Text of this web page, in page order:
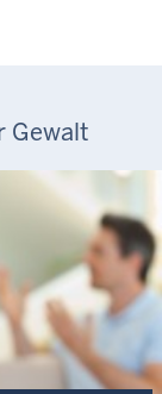
Gewalt